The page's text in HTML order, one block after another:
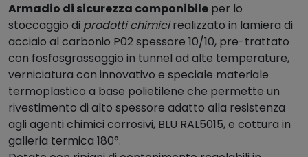
n
i
b
i
l
e
p
e
r
Armadio di sicurezza componibile per lo
stoccaggio di prodotti chimicirealizzato in lamiera di
acciaio al carbonio P02 spessore 10/10, pre-trattato
con fosfosgrassaggio in tunnel ad alte temperature,
verniciatura con innovativo e speciale materiale
termoplastico a base polietilene che permette un
rivestimento di alto spessore adatto alla resistenza
agli agenti chimici corrosivi, BLU RAL5015, e cottura in
galleria termica 180°.